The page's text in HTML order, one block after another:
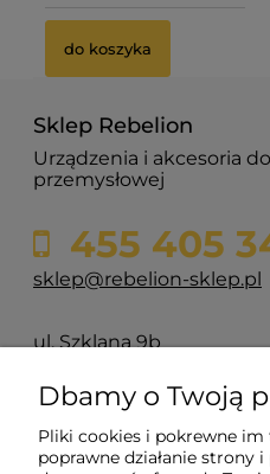
do koszyka
Sklep Rebelion
Urządzenia i akcesoria
przemysłowej
455 405
sklep@rebelion-sklep.pl
ul. Szklana 9b
Pomoc
Dbamy o Twoją
Pliki cookies i pokrewne
poprawne działanie strony